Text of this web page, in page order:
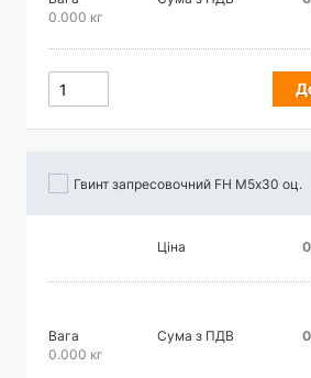
0.000 кг
Гвинт запресовочний FH М5х30 оц.
Ціна
Вага
0.000 кг
Сума з ПДВ